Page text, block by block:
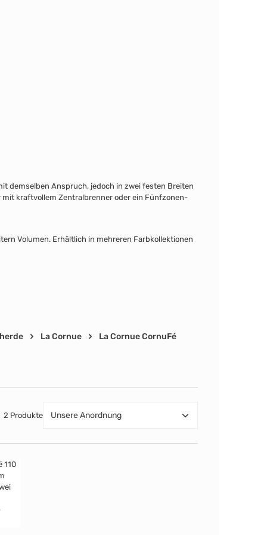
demselben Anspruch, jedoch in zwei festen Breiten
kraftvollem Zentralbrenner oder ein Fünfzonen-
Volumen. Erhältlich in mehreren Farbkollektionen
La Cornue La Cornue CornuFé
2 Produkte